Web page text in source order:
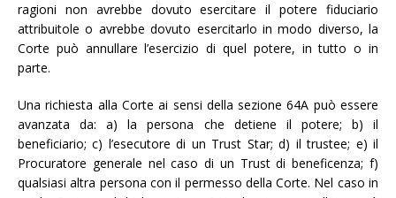
ragioni non avrebbe dovuto esercitare il potere fiduciario
attribuitole o avrebbe dovuto esercitarlo in modo diverso, la
Corte può annullare l’esercizio di quel potere, in tutto o in
parte.
Una richiesta alla Corte ai sensi della sezione 64A può essere
avanzata da: a) la persona che detiene il potere; b) il
beneficiario; c) l’esecutore di un Trust Star; d) il trustee; e) il
Procuratore generale nel caso di un Trust di beneficenza; f)
qualsiasi altra persona con il permesso della Corte. Nel caso in